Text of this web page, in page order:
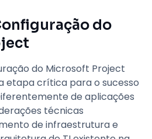
do
do Microsoft Project
etapa crítica para o sucesso
de aplicações
técnicas
de infraestrutura e